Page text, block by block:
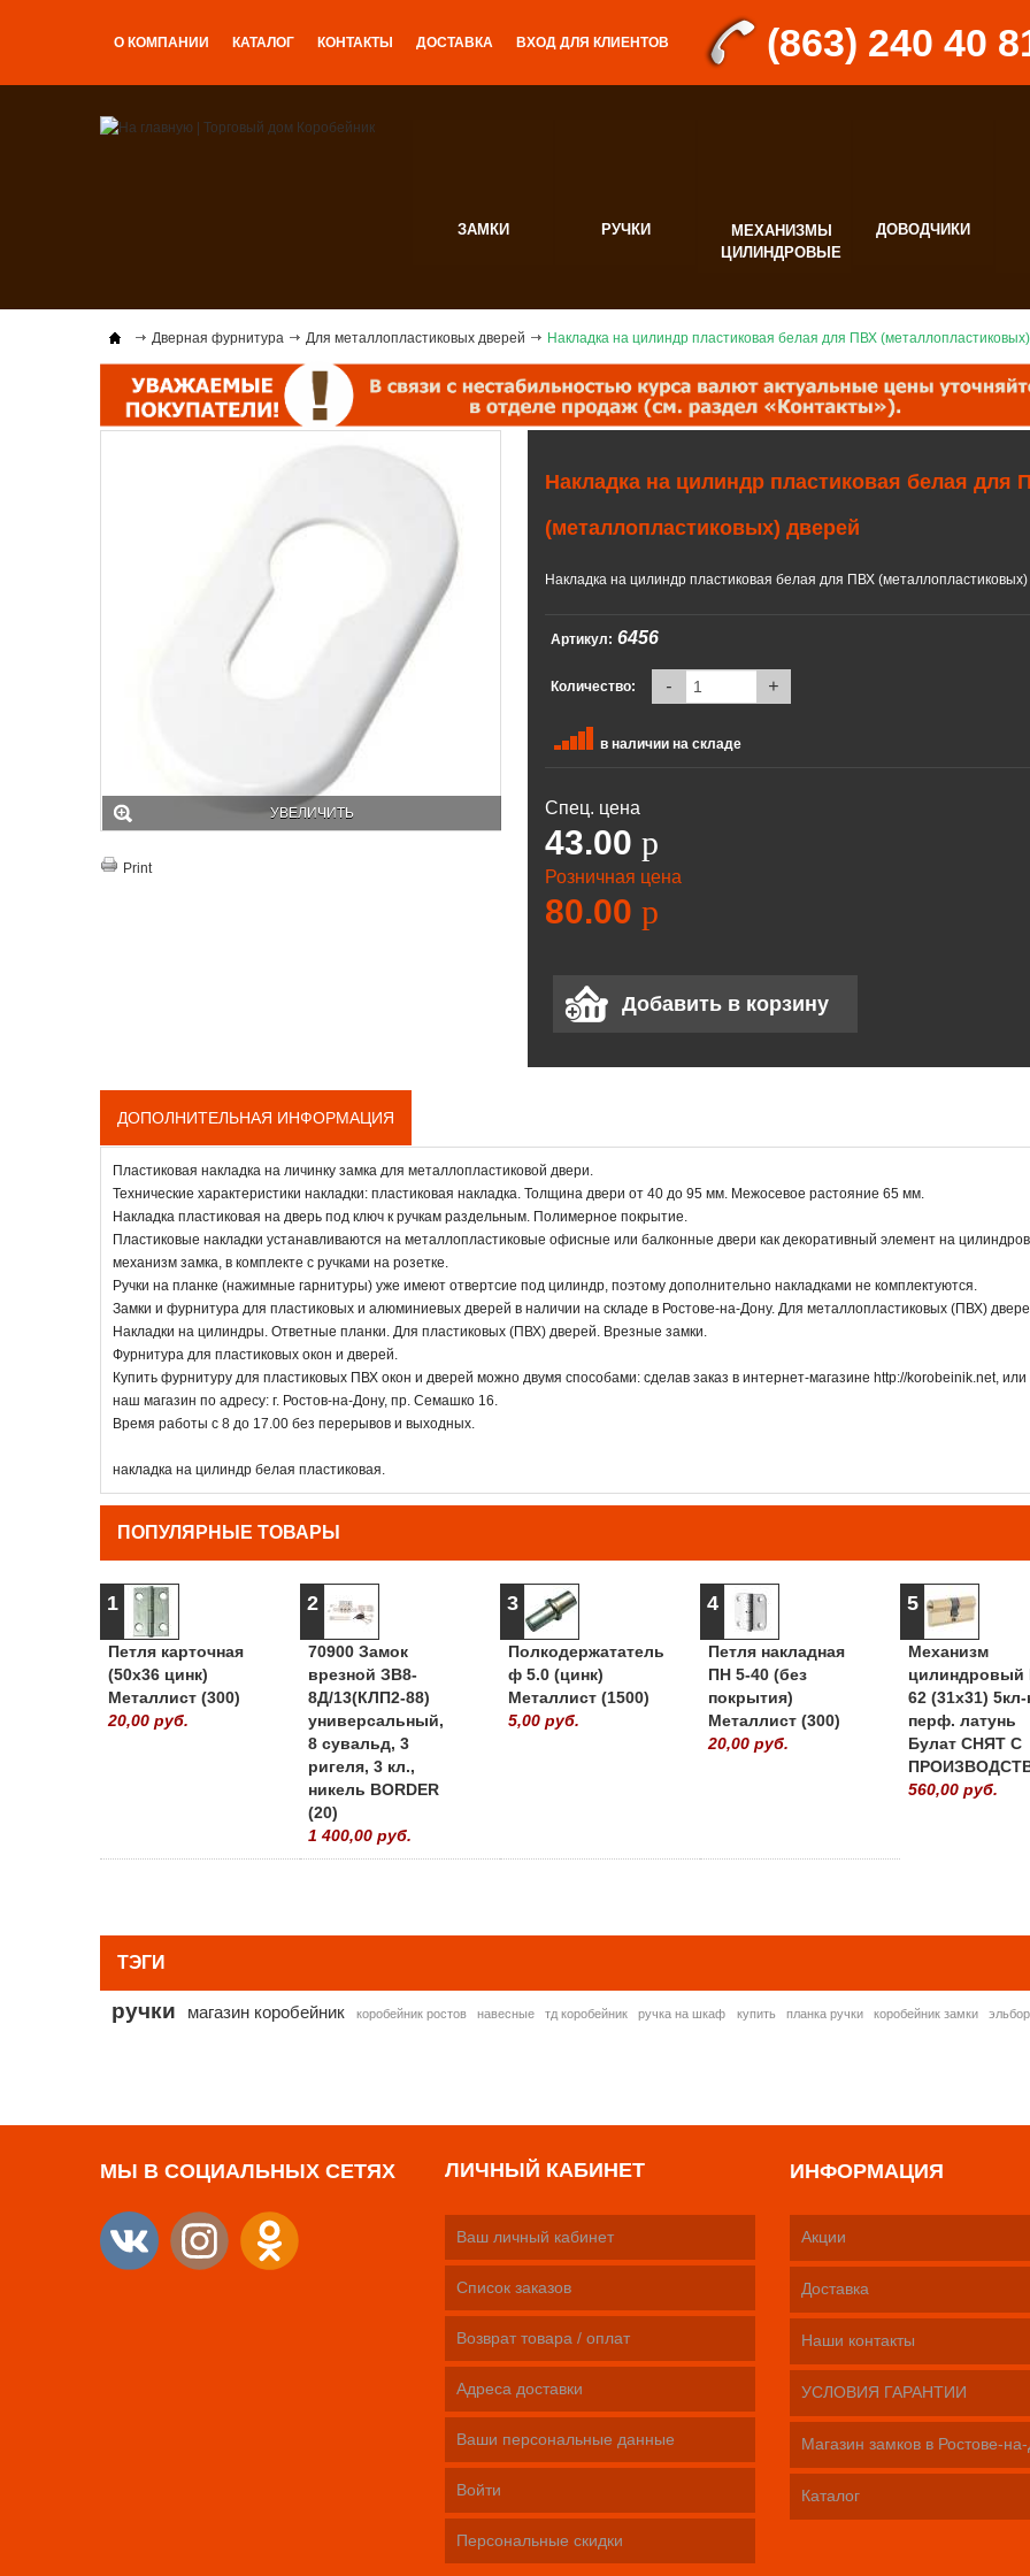
О КОМПАНИИ КАТАЛОГ КОНТАКТЫ ДОСТАВКА ВХОД ДЛЯ КЛИЕНТОВ
ЗАМКИ РУЧКИ
МЕХАНИЗМЫ
ЦИЛИНДРОВЫЕ
ДОВОДЧИКИ
(863) 240 40
Дверная фурнитура Для металлопластиковых дверей Накладка на цилиндр пластиковая белая для ПВХ
УВЕЛИЧИТЬ
Print
Накладка на цилиндр пластиковая белая для
(металлопластиковых) дверей
Накладка на цилиндр пластиковая белая для ПВХ (металлопластиковых)
Артикул: 6456
Количество: - +
в наличии на складе
Спец. цена
43.00 p
Розничная цена
80.00 p
ДОПОЛНИТЕЛЬНАЯ ИНФОРМАЦИЯ
Пластиковая накладка на личинку замка для металлопластиковой двери.
Технические характеристики накладки: пластиковая накладка. Толщина двери от 40 до 95 мм. Межосевое растояние 65 мм.
Накладка пластиковая на дверь под ключ к ручкам раздельным. Полимерное покрытие.
Пластиковые накладки устанавливаются на металлопластиковые офисные или балконные двери как декоративный элемент на
механизм замка, в комплекте с ручками на розетке.
Ручки на планке (нажимные гарнитуры) уже имеют отвертсие под цилиндр, поэтому дополнительно накладками не комплектуются.
Замки и фурнитура для пластиковых и алюминиевых дверей в наличии на складе в Ростове-на-Дону. Для металлопластиковых (ПВХ)
Накладки на цилиндры. Ответные планки. Для пластиковых (ПВХ) дверей. Врезные замки.
Фурнитура для пластиковых окон и дверей.
Купить фурнитуру для пластиковых ПВХ окон и дверей можно двумя способами: сделав заказ в интернет-магазине http://korobeinik.net, или
наш магазин по адресу: г. Ростов-на-Дону, пр. Семашко 16.
Время работы с 8 до 17.00 без перерывов и выходных.
накладка на цилиндр белая пластиковая.
ПОПУЛЯРНЫЕ ТОВАРЫ
1
Петля карточная
(50х36 цинк)
Металлист (300)
20,00 руб.
2
70900 Замок
врезной ЗВ8-
8Д/13(КЛП2-88)
универсальный,
8 сувальд, 3
ригеля, 3 кл.,
никель BORDER
(20)
1 400,00 руб.
3
Полкодержататель
ф 5.0 (цинк)
Металлист (1500)
5,00 руб.
4
Петля накладная
ПН 5-40 (без
покрытия)
Металлист (300)
20,00 руб.
5
Механизм
цилиндровый
62 (31х31) 5кл-
перф. латунь
Булат СНЯТ С
560,00 руб.
ТЭГИ
ручки магазин коробейник коробейник ростов навесные тд коробейник ручка на шкаф купить планка ручки коробейник замки эльбор
МЫ В СОЦИАЛЬНЫХ СЕТЯХ ЛИЧНЫЙ КАБИНЕТ
Ваш личный кабинет
Список заказов
Возврат товара / оплат
Адреса доставки
Ваши персональные данные
Войти
Персональные скидки
ИНФОРМАЦИЯ
Акции
Доставка
Наши контакты
УСЛОВИЯ ГАРАНТИИ
Магазин замков в Ростове-
Каталог